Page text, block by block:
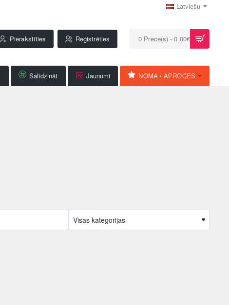
Latviešu
Pierakstīties Reģistrēties 0 Prece(s) - 0.00€
Salīdzināt Jaunumi NOMA / APROCES